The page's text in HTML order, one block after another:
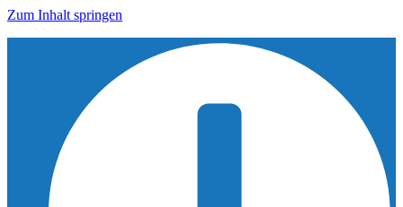
Zum Inhalt springen